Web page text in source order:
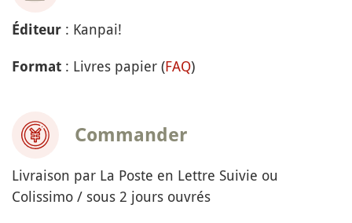
Éditeur : Kanpai!
Format : Livres papier (FAQ)
Commander
Livraison par La Poste en Lettre Suivie ou
Colissimo / sous 2 jours ouvrés